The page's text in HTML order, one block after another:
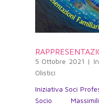
5 Ottobre 2021 |
Olistici
Iniziativa Soci
Socio